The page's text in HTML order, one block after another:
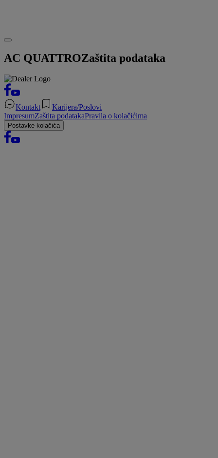
AC QUATTROZaštita podataka
Kontakt
Karijera/Poslovi
ImpresumZaštita podatakaPravila o kolačićima
Postavke kolačića